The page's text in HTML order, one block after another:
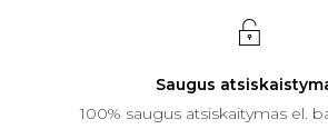
Saugus
100% saugus atsiskaitymas el.